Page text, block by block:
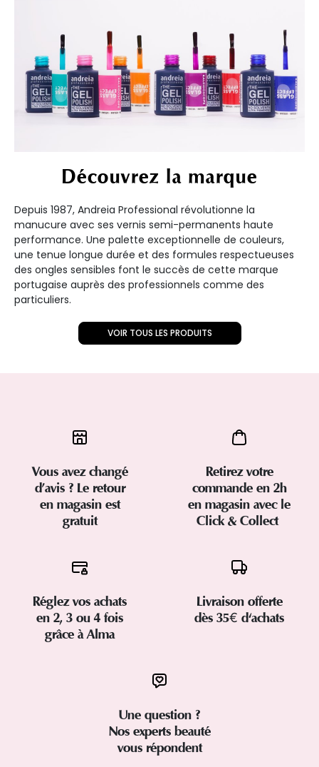
Découvrez la marque
Depuis 1987, Andreia Professional révolutionne la
manucure avec ses vernis semi-permanents haute
performance. Une palette exceptionnelle de couleurs,
une tenue longue durée et des formules respectueuses
des ongles sensibles font le succès de cette marque
portugaise auprès des professionnels comme des
particuliers.
VOIR TOUS LES PRODUITS
Vous avez changé
d’avis ? Le retour
en magasin est
gratuit
Retirez votre
commande en 2h
en magasin avec le
Click & Collect
Réglez vos achats
en 2, 3 ou 4 fois
grâce à Alma
Livraison offerte
dès 35€ d'achats
Une question ?
Nos experts beauté
vous répondent